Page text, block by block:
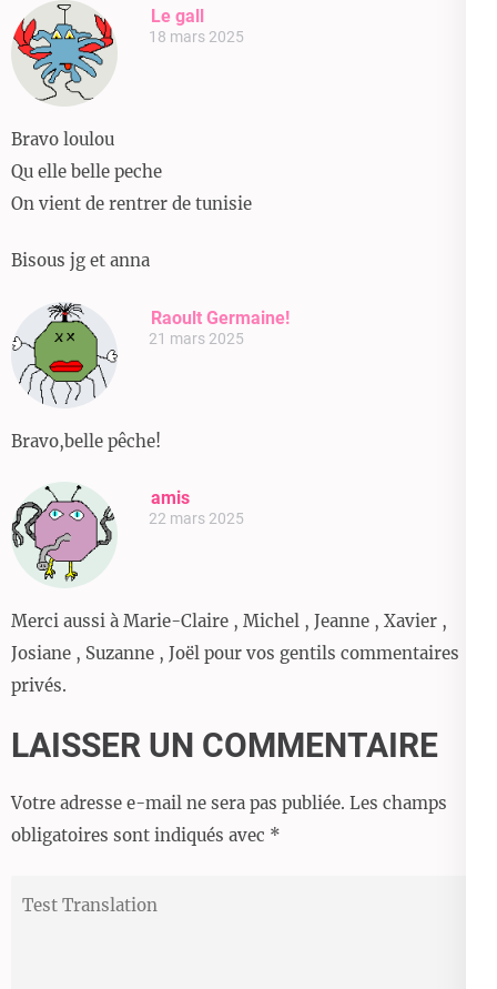
Le gall
18 mars 2025
Bravo loulou
Qu elle belle peche
On vient de rentrer de tunisie
Bisous jg et anna
Raoult Germaine!
21 mars 2025
Bravo,belle pêche!
amis
22 mars 2025
Merci aussi à Marie-Claire , Michel , Jeanne , Xavier ,
Josiane , Suzanne , Joël pour vos gentils commentaires
privés.
LAISSER UN COMMENTAIRE
Votre adresse e-mail ne sera pas publiée. Les champs
obligatoires sont indiqués avec *